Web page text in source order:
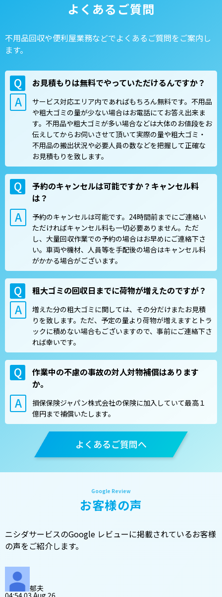
よくあるご質問
不用品回収や便利屋業務などでよくあるご質問をご案内し
ます。
お見積もりは無料でやっていただけるんですか？
サービス対応エリア内であればもちろん無料です。不用品
や粗大ゴミの量が少ない場合はお電話にてお答え出来ま
す。不用品や粗大ゴミが多い場合などは大体のお値段をお
伝えしてからお伺いさせて頂いて実際の量や粗大ゴミ・
不用品の搬出状況や必要人員の数などを把握して正確な
お見積もりを致します。
予約のキャンセルは可能ですか？キャンセル料
は？
予約のキャンセルは可能です。24時間前までにご連絡い
ただければキャンセル料も一切必要ありません。ただ
し、大量回収作業での予約の場合はお早めにご連絡下さ
い。車両や機材、人員等を手配後の場合はキャンセル料
がかかる場合がございます。
粗大ゴミの回収日までに荷物が増えたのですが？
増えた分の粗大ゴミに関しては、その分だけまたお見積
りを致します。ただ、予定の量より荷物が増えますとトラ
ックに積めない場合もございますので、事前にご連絡下さ
れば幸いです。
作業中の不慮の事故の対人対物補償はあります
か。
損保保険ジャパン株式会社の保険に加入していて最高１
億円まで補償いたします。
よくあるご質問へ
お客様の声
ニシダサービスのGoogle レビューに掲載されているお客様
の声をご紹介します。
郁夫